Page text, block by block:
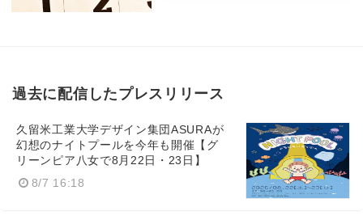
過去に配信したプレスリリース
久留米工業大学デザイン集団ASURAが
幻想のナイトプールを今年も開催【グ
リーンピア八女で8月22日・23日】
8/7 16:18